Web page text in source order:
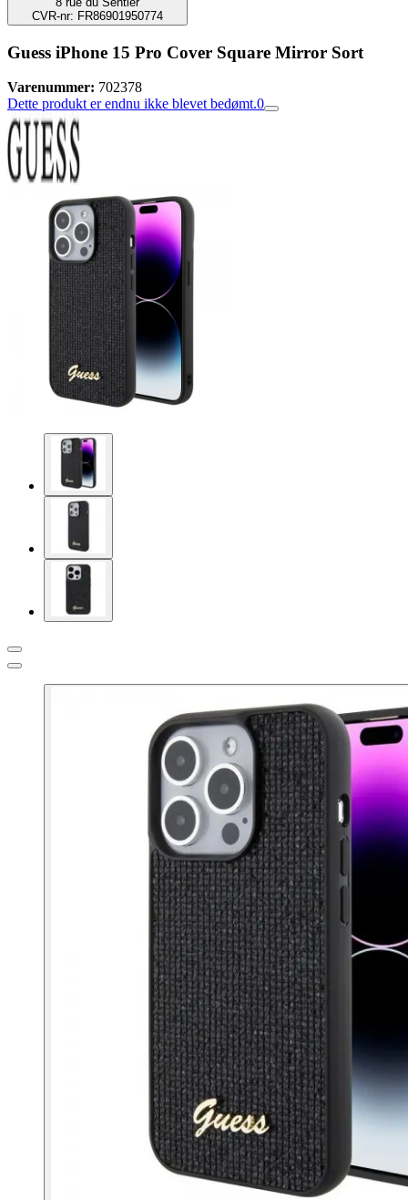
CVR-nr: FR86901950774
Guess iPhone 15 Pro Cover Square Mirror Sort
Varenummer: 702378
Dette produkt er endnu ikke blevet bedømt.0